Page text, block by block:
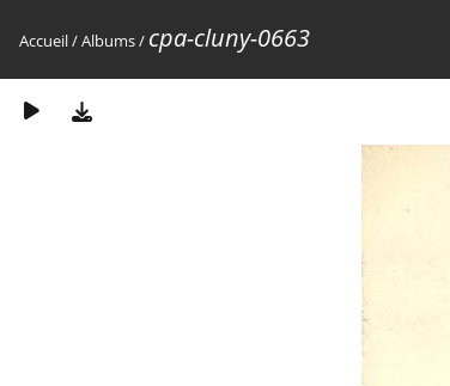
Accueil/Albums/ cpa-cluny-0663